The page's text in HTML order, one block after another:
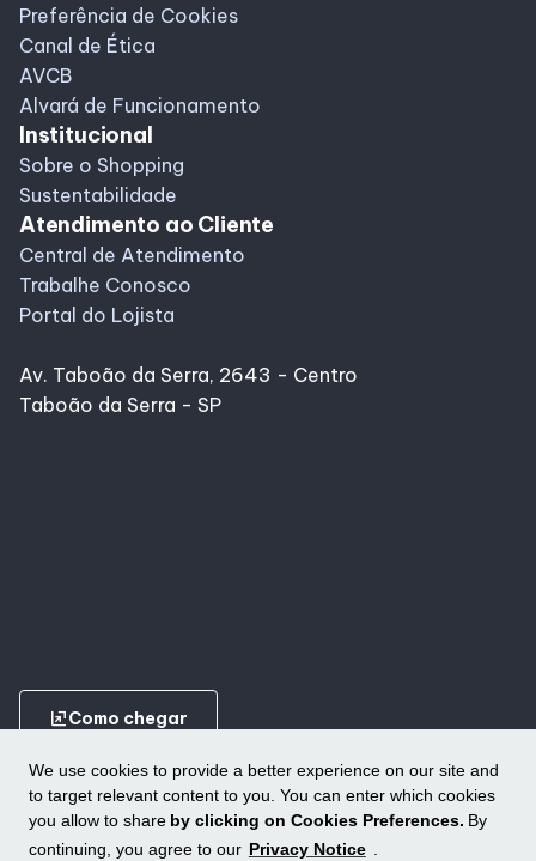
We use cookies to provide a better experience on our site and
to target relevant content to you. You can enter which cookies
you allow to share by clicking on Cookies Preferences. By
continuing, you agree to our Privacy Notice .
Preferência de Cookies
Canal de Ética
AVCB
Alvará de Funcionamento
Institucional
Sobre o Shopping
Sustentabilidade
Atendimento ao Cliente
Central de Atendimento
Trabalhe Conosco
Portal do Lojista
Av. Taboão da Serra, 2643 - Centro
Taboão da Serra - SP
ungroupComo chegar